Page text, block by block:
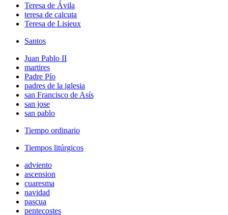
Teresa de Ávila
teresa de calcuta
Teresa de Lisieux
Santos
Juan Pablo II
martires
Padre Pío
padres de la iglesia
san Francisco de Asís
san jose
san pablo
Tiempo ordinario
Tiempos litúrgicos
adviento
ascension
cuaresma
navidad
pascua
pentecostes